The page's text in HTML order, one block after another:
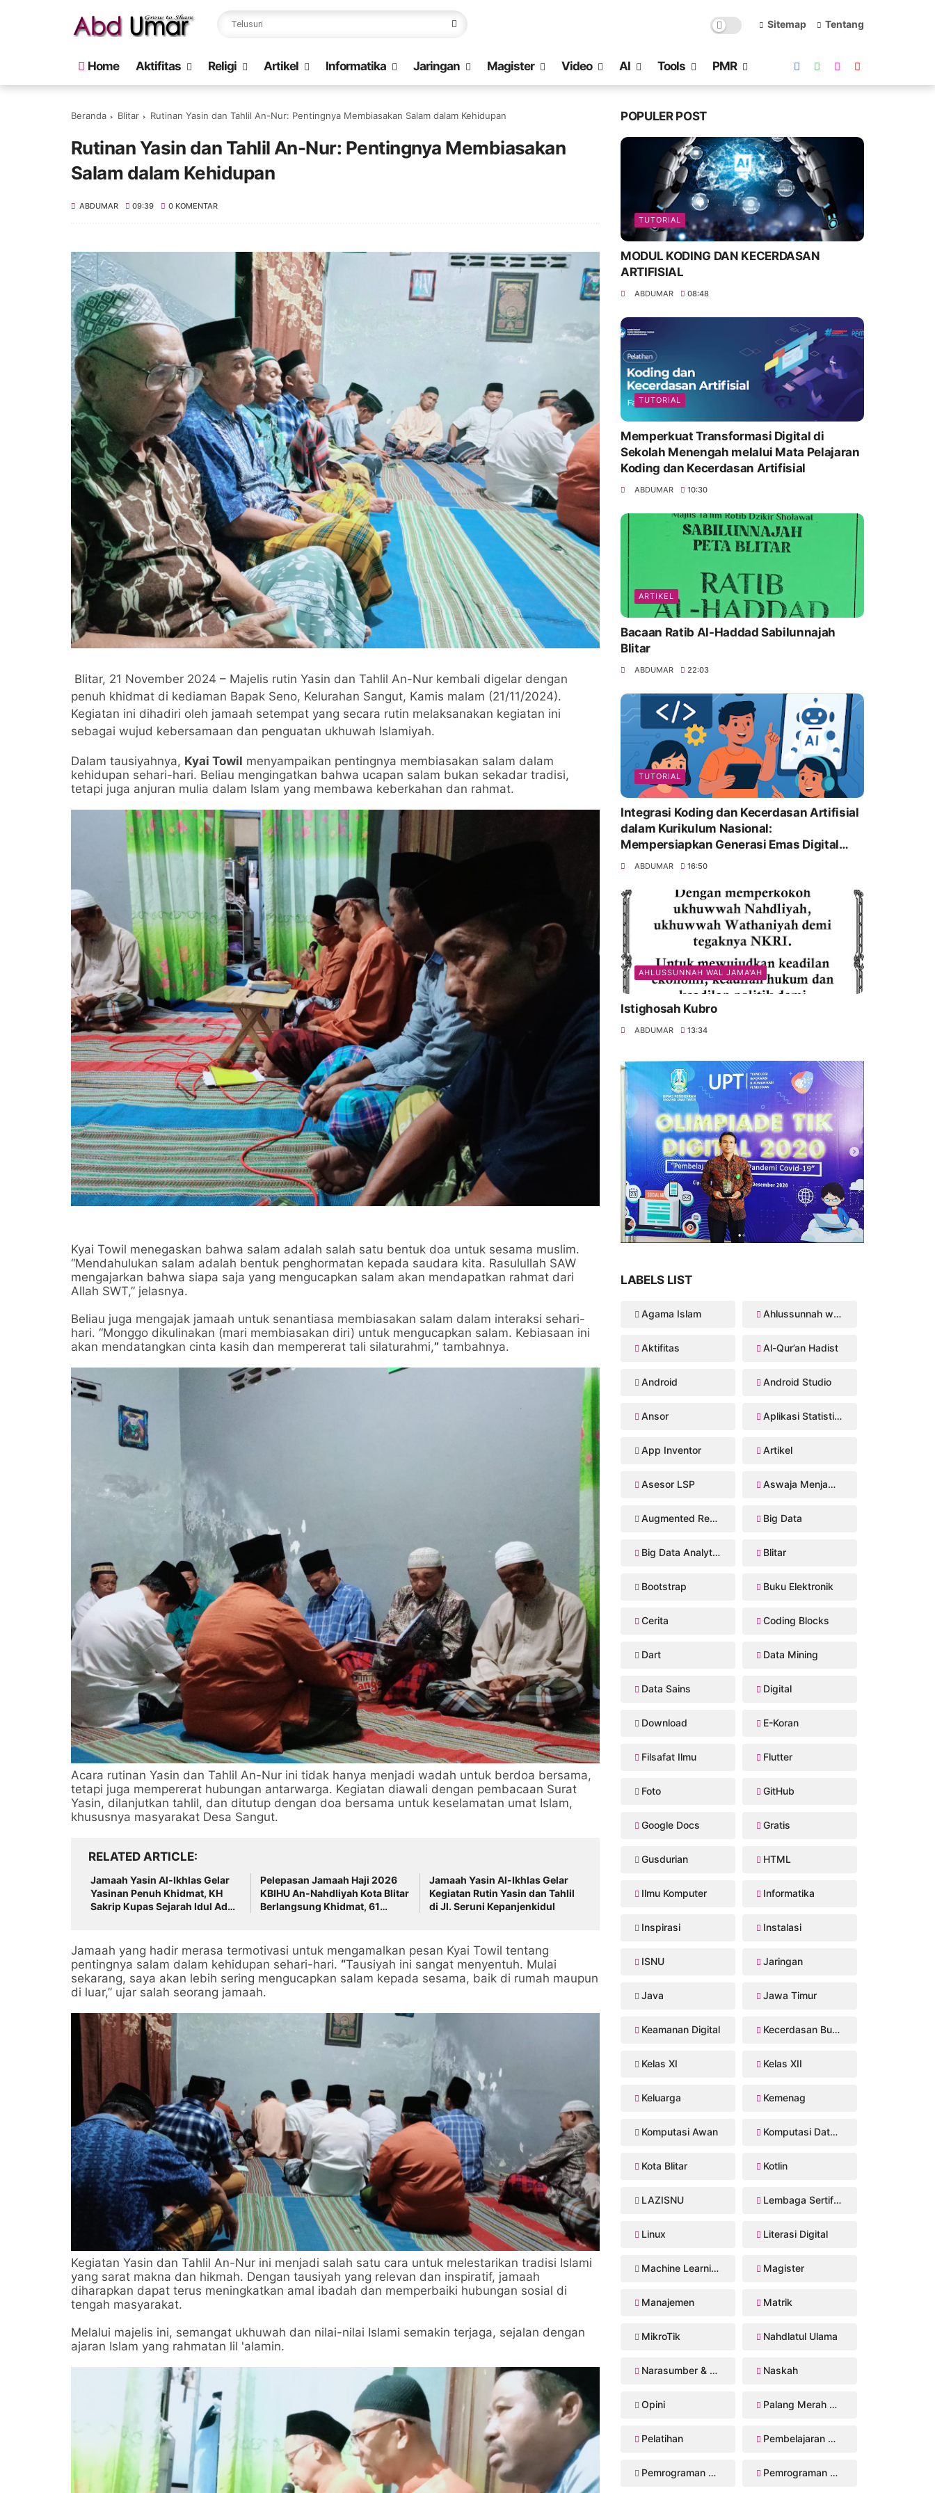
Sitemap Tentang
Home Aktifitas Religi Artikel Informatika Jaringan Magister Video AI Tools PMR
Beranda Blitar Rutinan Yasin dan Tahlil An-Nur: Pentingnya Membiasakan Salam dalam Kehidupan
Rutinan Yasin dan Tahlil An-Nur: Pentingnya Membiasakan
Salam dalam Kehidupan
ABDUMAR 09:39 0 KOMENTAR
Blitar, 21 November 2024 – Majelis rutin Yasin dan Tahlil An-Nur kembali digelar dengan
penuh khidmat di kediaman Bapak Seno, Kelurahan Sangut, Kamis malam (21/11/2024).
Kegiatan ini dihadiri oleh jamaah setempat yang secara rutin melaksanakan kegiatan ini
sebagai wujud kebersamaan dan penguatan ukhuwah Islamiyah.
Dalam tausiyahnya, Kyai Towil menyampaikan pentingnya membiasakan salam dalam
kehidupan sehari-hari. Beliau mengingatkan bahwa ucapan salam bukan sekadar tradisi,
tetapi juga anjuran mulia dalam Islam yang membawa keberkahan dan rahmat.
Kyai Towil menegaskan bahwa salam adalah salah satu bentuk doa untuk sesama muslim.
“Mendahulukan salam adalah bentuk penghormatan kepada saudara kita. Rasulullah SAW
mengajarkan bahwa siapa saja yang mengucapkan salam akan mendapatkan rahmat dari
Allah SWT,” jelasnya.
Beliau juga mengajak jamaah untuk senantiasa membiasakan salam dalam interaksi sehari-
hari. “Monggo dikulinakan (mari membiasakan diri) untuk mengucapkan salam. Kebiasaan ini
akan mendatangkan cinta kasih dan mempererat tali silaturahmi,” tambahnya.
Acara rutinan Yasin dan Tahlil An-Nur ini tidak hanya menjadi wadah untuk berdoa bersama,
tetapi juga mempererat hubungan antarwarga. Kegiatan diawali dengan pembacaan Surat
Yasin, dilanjutkan tahlil, dan ditutup dengan doa bersama untuk keselamatan umat Islam,
khususnya masyarakat Desa Sangut.
RELATED ARTICLE
Jamaah Yasin Al-Ikhlas Gelar
Yasinan Penuh Khidmat, KH
Sakrip Kupas Sejarah Idul Adha
Pelepasan Jamaah Haji 2026
KBIHU An-Nahdliyah Kota Blitar
Berlangsung Khidmat, 61
Jamaah Yasin Al-Ikhlas Gelar
Kegiatan Rutin Yasin dan Tahlil
di Jl. Seruni Kepanjenkidul
Jamaah yang hadir merasa termotivasi untuk mengamalkan pesan Kyai Towil tentang
pentingnya salam dalam kehidupan sehari-hari. “Tausiyah ini sangat menyentuh. Mulai
sekarang, saya akan lebih sering mengucapkan salam kepada sesama, baik di rumah maupun
di luar,” ujar salah seorang jamaah.
Kegiatan Yasin dan Tahlil An-Nur ini menjadi salah satu cara untuk melestarikan tradisi Islami
yang sarat makna dan hikmah. Dengan tausiyah yang relevan dan inspiratif, jamaah
diharapkan dapat terus meningkatkan amal ibadah dan memperbaiki hubungan sosial di
tengah masyarakat.
Melalui majelis ini, semangat ukhuwah dan nilai-nilai Islami semakin terjaga, sejalan dengan
ajaran Islam yang rahmatan lil 'alamin.
POPULER POST
TUTORIAL
MODUL KODING DAN KECERDASAN
ARTIFISIAL
ABDUMAR 08:48
TUTORIAL
Memperkuat Transformasi Digital di
Sekolah Menengah melalui Mata Pelajaran
Koding dan Kecerdasan Artifisial
ABDUMAR 10:30
ARTIKEL
Bacaan Ratib Al-Haddad Sabilunnajah
Blitar
ABDUMAR 22:03
TUTORIAL
Integrasi Koding dan Kecerdasan Artifisial
dalam Kurikulum Nasional:
Mempersiapkan Generasi Emas Digital
Indonesia
ABDUMAR 16:50
AHLUSSUNNAH WAL JAMA'AH
Istighosah Kubro
ABDUMAR 13:34
LABELS LIST
Agama Islam Ahlussunnah wal Jama'ah
Aktifitas Al-Qur’an Hadist
Android Android Studio
Ansor Aplikasi Statistika Bayesian
App Inventor Artikel
Asesor LSP Aswaja Menjawab
Augmented Reality Big Data
Big Data Analytics Blitar
Bootstrap Buku Elektronik
Cerita Coding Blocks
Dart Data Mining
Data Sains Digital
Download E-Koran
Filsafat Ilmu Flutter
Foto GitHub
Google Docs Gratis
Gusdurian HTML
Ilmu Komputer Informatika
Inspirasi Instalasi
ISNU Jaringan
Java Jawa Timur
Keamanan Digital Kecerdasan Buatan
Kelas XI Kelas XII
Keluarga Kemenag
Komputasi Awan Komputasi Data Sains
Kota Blitar Kotlin
LAZISNU Lembaga Sertifikasi Profesi
Linux Literasi Digital
Machine Learning Magister
Manajemen Matrik
MikroTik Nahdlatul Ulama
Narasumber & Trainer Naskah
Opini Palang Merah Remaja
Pelatihan Pembelajaran Mendalam
Pemrograman Perangkat Bergerak Pemrograman Web